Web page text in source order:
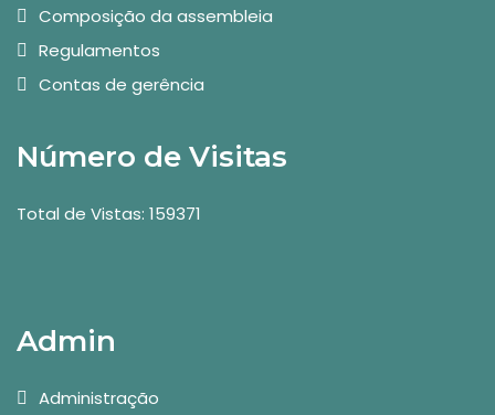
Composição da assembleia
Regulamentos
Contas de gerência
Número de Visitas
Total de Vistas: 159371
Admin
Administração